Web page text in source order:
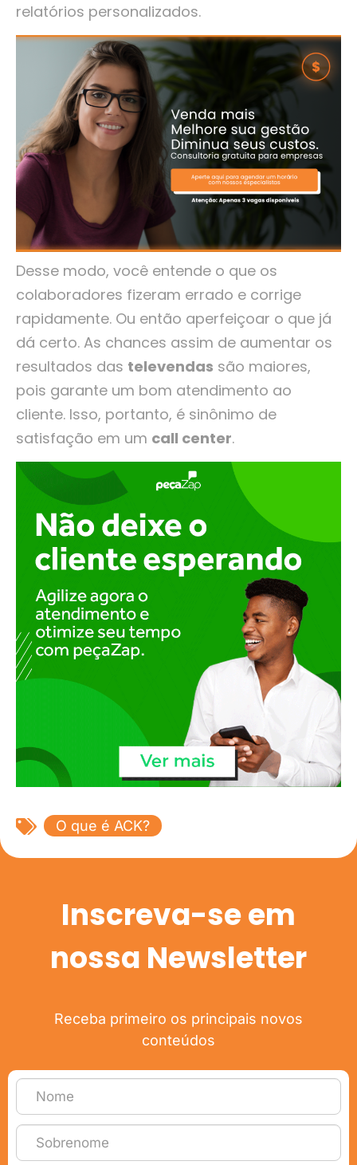
relatórios personalizados.
Desse modo, você entende o que os
colaboradores fizeram errado e corrige
rapidamente. Ou então aperfeiçoar o que já
dá certo. As chances assim de aumentar os
resultados das televendas são maiores,
pois garante um bom atendimento ao
cliente. Isso, portanto, é sinônimo de
satisfação em um call center.
O que é ACK?
Inscreva-se em
nossa Newsletter
Receba primeiro os principais novos
conteúdos